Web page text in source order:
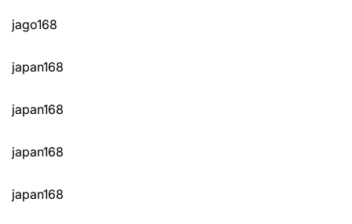
jago168
japan168
japan168
japan168
japan168